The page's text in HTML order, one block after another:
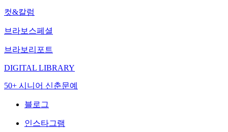
컷&칼럼
브라보스페셜
브라보리포트
DIGITAL LIBRARY
50+ 시니어 신춘문예
블로그
인스타그램